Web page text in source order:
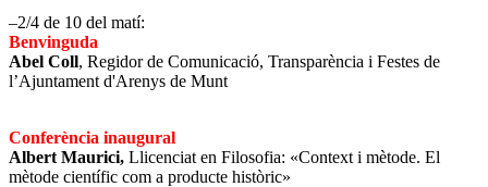
–2/4 de 10 del matí:
Benvinguda
Abel Coll, Regidor de Comunicació, Transparència i Festes de
l’Ajuntament d'Arenys de Munt
Conferència inaugural
Albert Maurici, Llicenciat en Filosofia: «Context i mètode. El
mètode científic com a producte històric»